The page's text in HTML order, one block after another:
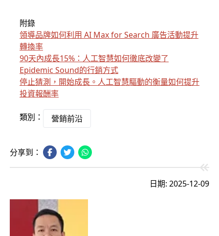
附錄
領導品牌如何利用 AI Max for Search 廣告活動提升
轉換率
90天內成長15%：人工智慧如何徹底改變了
Epidemic Sound的行銷方式
停止猜測，開始成長。人工智慧驅動的衡量如何提升
投資報酬率
類別： 營銷前沿
分享到：
日期: 2025-12-09